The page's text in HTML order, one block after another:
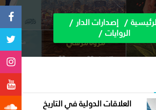
إصدارات الدار
الروايات
العلاقات الدولية في التاريخ